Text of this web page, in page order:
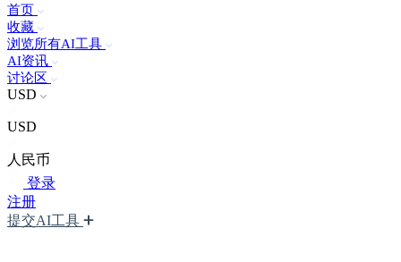
首页
收藏
浏览所有AI工具
AI资讯
讨论区
USD
USD
人民币
登录
注册
提交AI工具